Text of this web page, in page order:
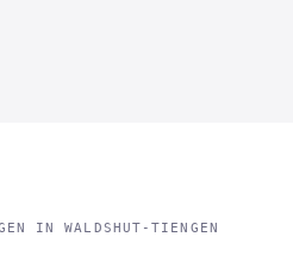
IN WALDSHUT-TIENGEN